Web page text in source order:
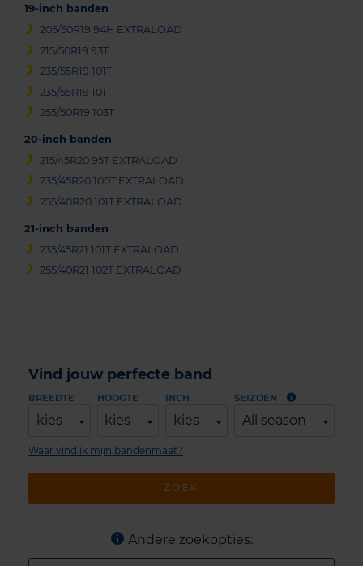
19-inch banden
205/50R19 94H EXTRALOAD
215/50R19 93T
235/55R19 101T
235/55R19 101T
255/50R19 103T
20-inch banden
215/45R20 95T EXTRALOAD
235/45R20 100T EXTRALOAD
255/40R20 101T EXTRALOAD
21-inch banden
235/45R21 101T EXTRALOAD
255/40R21 102T EXTRALOAD
Vind jouw perfecte band
BREEDTE
kies
HOOGTE
kies
INCH
kies
SEIZOEN
All season
ZOEK
Waar vind ik mijn bandenmaat?
Andere zoekopties: